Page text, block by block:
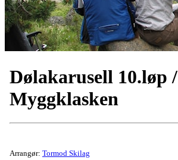
Dølakarusell 10.løp /
Myggklasken
Arrangør: Tormod Skilag